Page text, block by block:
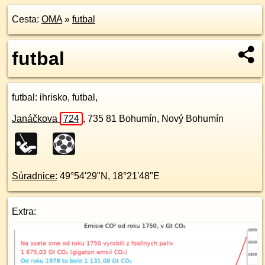
Cesta: OMA» futbal
futbal
futbal : ihrisko, futbal,
Janáčkova 724 , 735 81 Bohumín, Nový Bohumín
Súradnice: 49°54'29"N , 18°21'48"E
Extra: